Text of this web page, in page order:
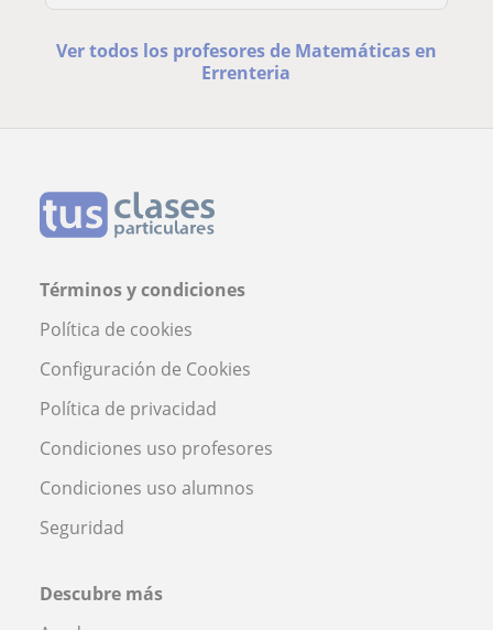
Ver todos los profesores de Matemáticas en
Errenteria
Términos y condiciones
Política de cookies
Configuración de Cookies
Política de privacidad
Condiciones uso profesores
Condiciones uso alumnos
Seguridad
Descubre más